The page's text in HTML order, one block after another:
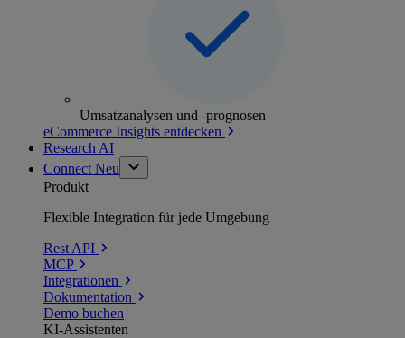
Umsatzanalysen und -prognosen
eCommerce Insights entdecken
Research AI
Connect Neu
Produkt
Flexible Integration für jede Umgebung
Rest API
MCP
Integrationen
Dokumentation
Demo buchen
KI-Assistenten